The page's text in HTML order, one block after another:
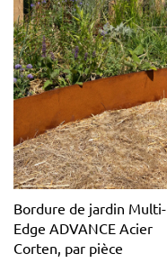
Bordure de jardin Multi-
Edge ADVANCE Acier
Corten, par pièce